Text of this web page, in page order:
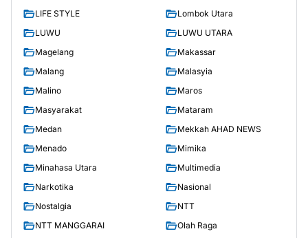
LIFE STYLE
Lombok Utara
LUWU
LUWU UTARA
Magelang
Makassar
Malang
Malasyia
Malino
Maros
Masyarakat
Mataram
Medan
Mekkah AHAD NEWS
Menado
Mimika
Minahasa Utara
Multimedia
Narkotika
Nasional
Nostalgia
NTT
NTT MANGGARAI
Olah Raga